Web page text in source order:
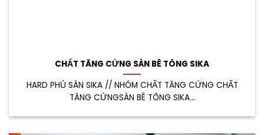
CHẤT TĂNG CỨNG SÀN BÊ TÔNG SIKA
HARD PHỦ SÀN SIKA // NHÓM CHẤT TĂNG CỨNG CHẤT
TĂNG CỨNGSÀN BÊ TÔNG SIKA...